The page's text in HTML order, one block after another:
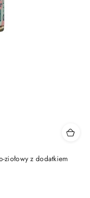
ziołowy z dodatkiem